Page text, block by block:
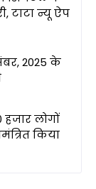
टाटा न्यू ऐप
2025 के
हजार लोगों
किया